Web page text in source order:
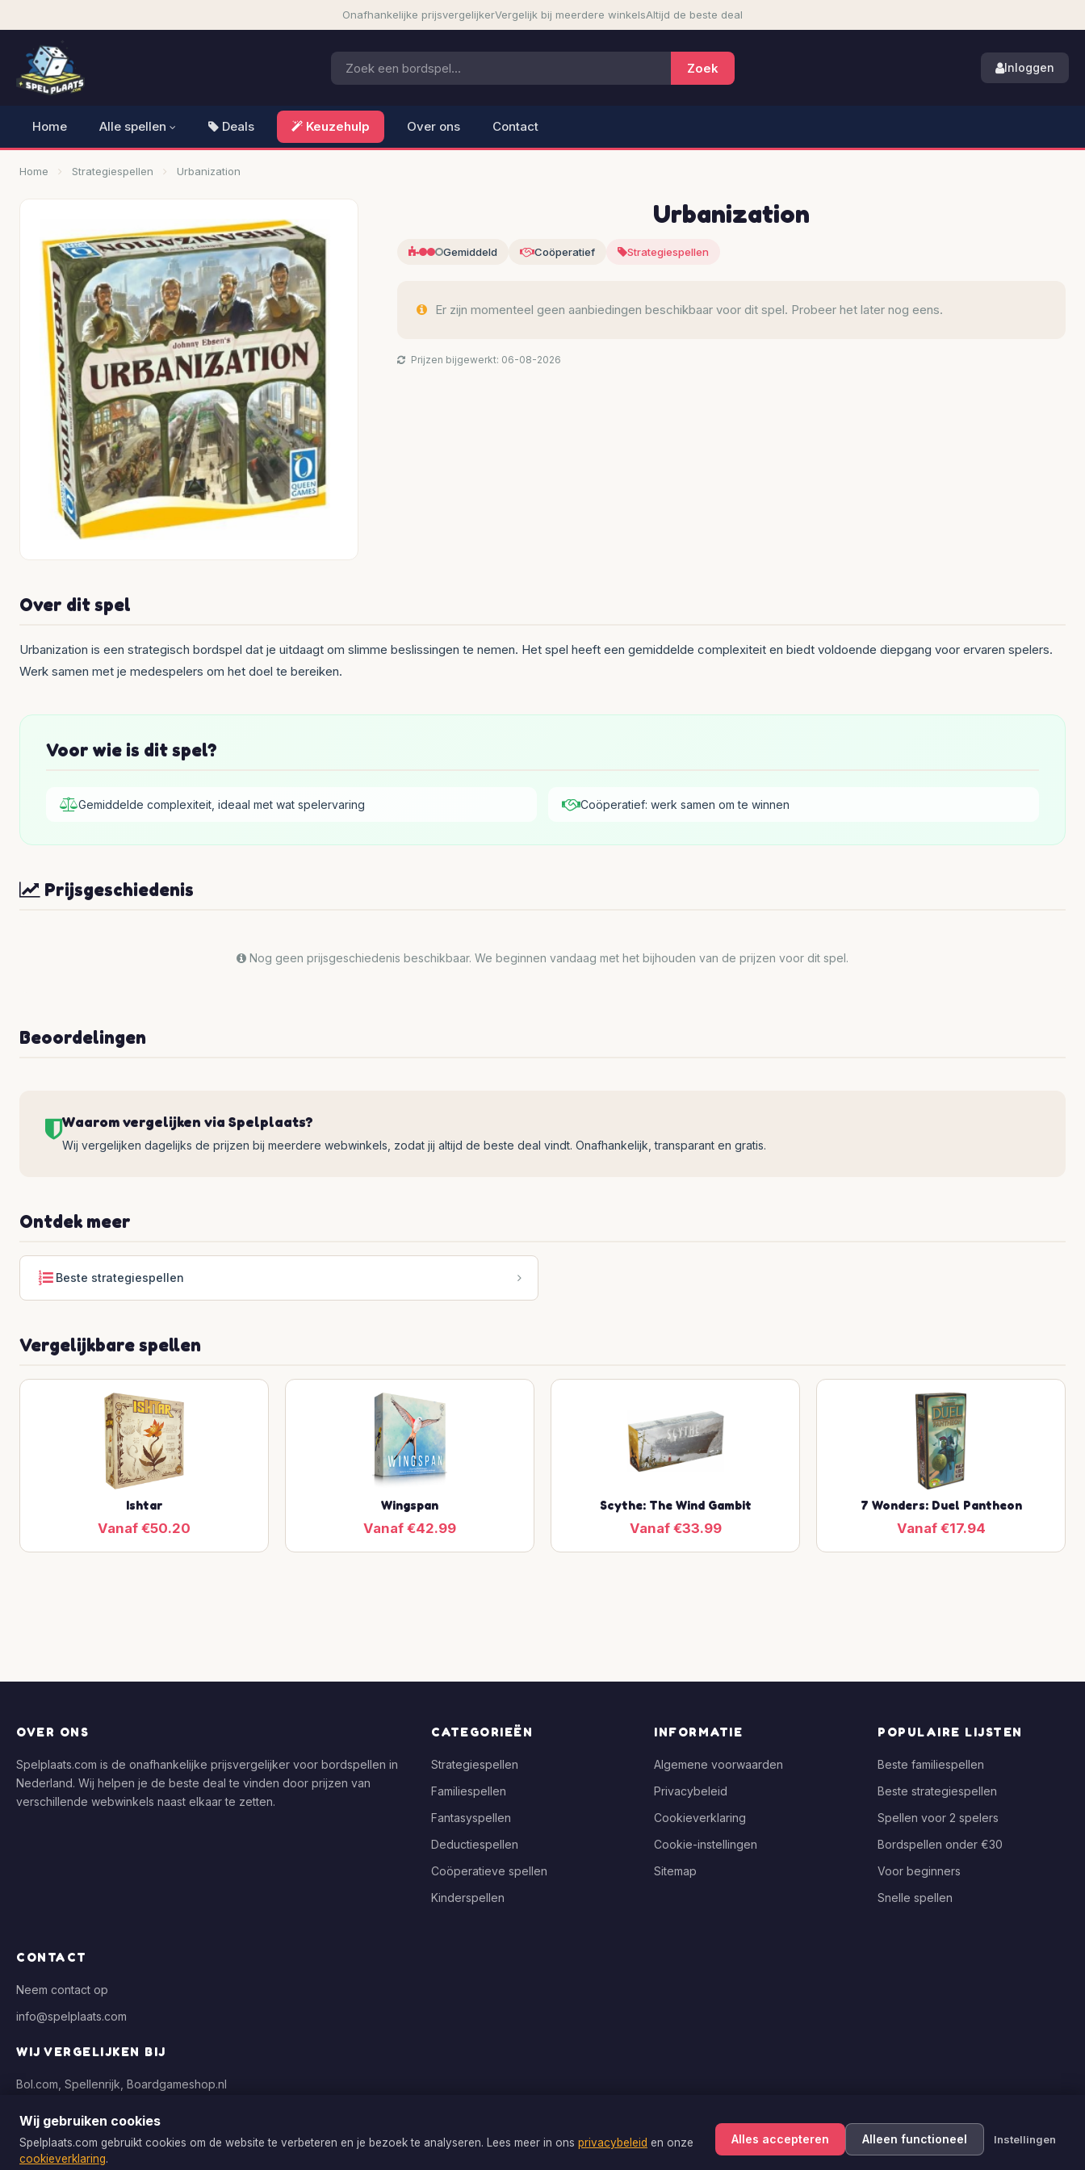
Onafhankelijke prijsvergelijkerVergelijk bij meerdere winkelsAltijd de beste deal
Inloggen
Home Alle spellen Deals Keuzehulp Over ons Contact
Home Strategiespellen Urbanization
Urbanization
Gemiddeld Coöperatief Strategiespellen
Er zijn momenteel geen aanbiedingen beschikbaar voor dit spel. Probeer het later nog eens.
Prijzen bijgewerkt: 06-08-2026
Over dit spel
Urbanization is een strategisch bordspel dat je uitdaagt om slimme beslissingen te nemen. Het spel heeft een gemiddelde complexiteit en biedt voldoende diepgang voor ervaren spelers.
Werk samen met je medespelers om het doel te bereiken.
Voor wie is dit spel?
Gemiddelde complexiteit, ideaal met wat spelervaring Coöperatief: werk samen om te winnen
Prijsgeschiedenis
Nog geen prijsgeschiedenis beschikbaar. We beginnen vandaag met het bijhouden van de prijzen voor dit spel.
Beoordelingen
Waarom vergelijken via Spelplaats?
Wij vergelijken dagelijks de prijzen bij meerdere webwinkels, zodat jij altijd de beste deal vindt. Onafhankelijk, transparant en gratis.
Ontdek meer
Beste strategiespellen
Vergelijkbare spellen
Ishtar
Vanaf €50.20
Wingspan
Vanaf €42.99
Scythe: The Wind Gambit
Vanaf €33.99
7 Wonders: Duel Pantheon
Vanaf €17.94
OVER ONS
Spelplaats.com is de onafhankelijke prijsvergelijker voor bordspellen in
Nederland. Wij helpen je de beste deal te vinden door prijzen van
verschillende webwinkels naast elkaar te zetten.
CATEGORIEËN
Strategiespellen
Familiespellen
Fantasyspellen
Deductiespellen
Coöperatieve spellen
Kinderspellen
INFORMATIE
Algemene voorwaarden
Privacybeleid
Cookieverklaring
Cookie-instellingen
Sitemap
POPULAIRE LIJSTEN
Beste familiespellen
Beste strategiespellen
Spellen voor 2 spelers
Bordspellen onder €30
Voor beginners
Snelle spellen
CONTACT
Neem contact op
info@spelplaats.com
WIJ VERGELIJKEN BIJ
Bol.com, Spellenrijk, Boardgameshop.nl
Copyright © 2026 Spelplaats.com. Alle rechten voorbehouden.
Wij gebruiken cookies
Spelplaats.com gebruikt cookies om de website te verbeteren en je bezoek te analyseren. Lees meer in ons privacybeleid en onze
cookieverklaring.
Alles accepteren Alleen functioneel Instellingen